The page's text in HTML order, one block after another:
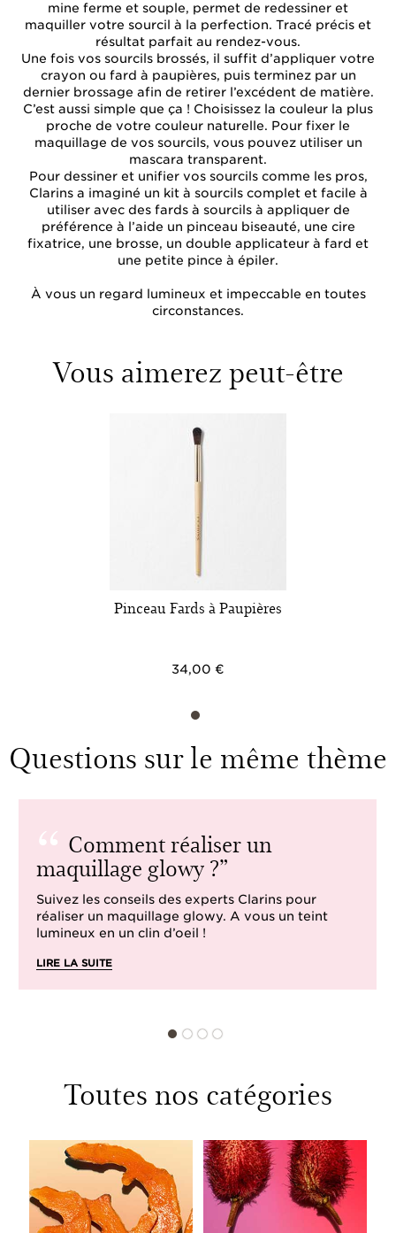
mine ferme et souple, permet de redessiner et
maquiller votre sourcil à la perfection. Tracé précis et
résultat parfait au rendez-vous.
Une fois vos sourcils brossés, il suffit d’appliquer votre
crayon ou fard à paupières, puis terminez par un
dernier brossage afin de retirer l’excédent de matière.
C’est aussi simple que ça ! Choisissez la couleur la plus
proche de votre couleur naturelle. Pour fixer le
maquillage de vos sourcils, vous pouvez utiliser un
mascara transparent.
Pour dessiner et unifier vos sourcils comme les pros,
Clarins a imaginé un kit à sourcilscomplet et facile à
utiliser avec des fards à sourcils à appliquer de
préférence à l’aide un pinceau biseauté, une cire
fixatrice, une brosse, un double applicateur à fard et
une petite pince à épiler.
À vous un regard lumineux et impeccable en toutes
circonstances.
Vous aimerez peut-être
Pinceau Fards à Paupières
34,00 €
Questions sur le même thème
Comment réaliser un
maquillage glowy ?
Suivez les conseils des experts Clarins pour
réaliser un maquillage glowy. A vous un teint
lumineux en un clin d’oeil !
LIRE LA SUITE
Toutes nos catégories